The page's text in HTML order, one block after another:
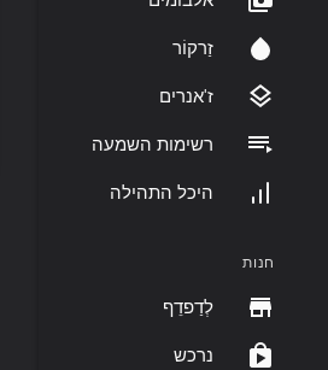
זַרקוֹר
ז'אנרים
רשימות השמעה
היכל התהילה
חנות
לְדַפדֵף
נרכש